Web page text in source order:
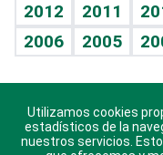
Celebrando la vida
Sin complejos
En pocas palabras
Escuchando al
2012
2011
2006
2005
Descarga
Utilizamos cookies
estadísticos de la
nuestros servicios.